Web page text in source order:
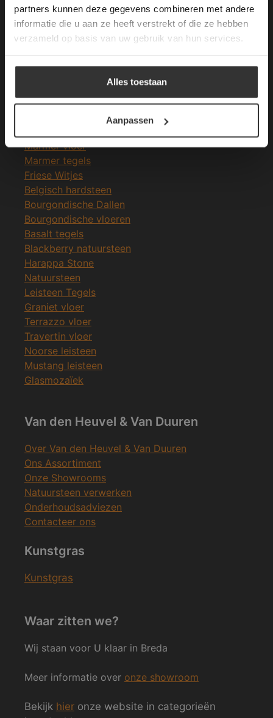
partners kunnen deze gegevens combineren met andere
informatie die u aan ze heeft verstrekt of die ze hebben
verzameld op basis van uw gebruik van hun services.
Alles toestaan
Aanpassen
Natuursteen vloeren
Leisteen vloer
Marmer vloer
Marmer tegels
Friese Witjes
Belgisch hardsteen
Bourgondische Dallen
Bourgondische vloeren
Basalt tegels
Blackberry natuursteen
Harappa Stone
Natuursteen
Leisteen Tegels
Graniet vloer
Terrazzo vloer
Travertin vloer
Noorse leisteen
Mustang leisteen
Glasmozaïek
Van den Heuvel & Van Duuren
Over Van den Heuvel & Van Duuren
Ons Assortiment
Onze Showrooms
Natuursteen verwerken
Onderhoudsadviezen
Contacteer ons
Kunstgras
Kunstgras
Waar zitten we?
Wij staan voor U klaar in Breda
Meer informatie over onze showroom
Bekijk hier onze website in categorieën
verder
ALLES ACCEPTEREN
ALLES AFWIJZEN
DETAILS WEERGEVEN